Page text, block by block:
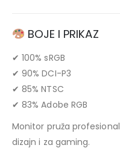
BOJE I PRIKAZ
✔ 100% sRGB
✔ 90% DCI-P3
✔ 85% NTSC
✔ 83% Adobe RGB
Monitor pruža
dizajn i za gaming.